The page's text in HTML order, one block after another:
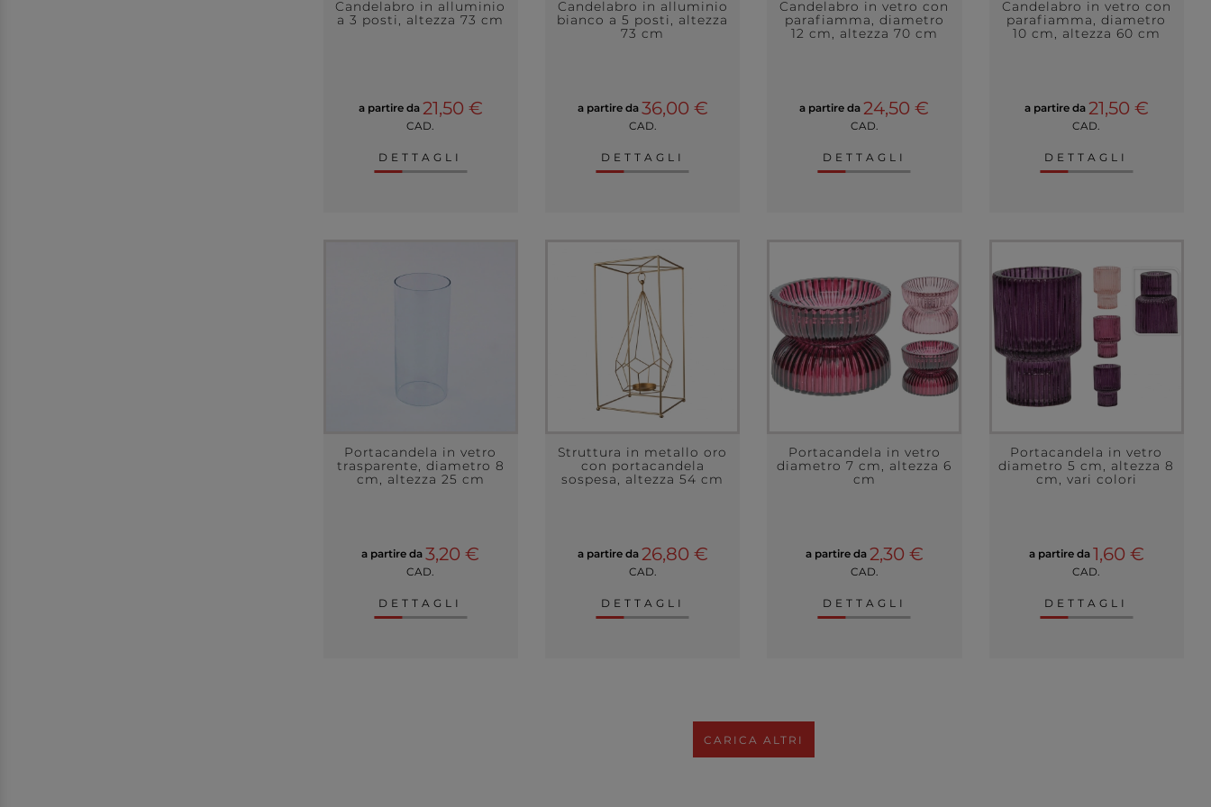
Candelabro in alluminio
a 3 posti, altezza 73 cm
a partire da 21,50 €
CAD.
DETTAGLI
Candelabro in alluminio
bianco a 5 posti, altezza
73 cm
a partire da 36,00 €
CAD.
DETTAGLI
Candelabro in vetro con
parafiamma, diametro
12 cm, altezza 70 cm
a partire da24,50 €
CAD.
DETTAGLI
Candelabro in vetro con
parafiamma, diametro
10 cm, altezza 60 cm
a partire da 21,50 €
CAD.
DETTAGLI
Portacandela in vetro
trasparente, diametro 8
cm, altezza 25 cm
a partire da 3,20 €
CAD.
DETTAGLI
Struttura in metallo oro
con portacandela
sospesa, altezza 54 cm
a partire da 26,80 €
CAD.
DETTAGLI
Portacandela in vetro
diametro 7 cm, altezza 6
cm
a partire da 2,30 €
CAD.
DETTAGLI
Portacandela in vetro
diametro 5 cm, altezza 8
cm, vari colori
a partire da 1,60 €
CAD.
DETTAGLI
CARICA ALTRI